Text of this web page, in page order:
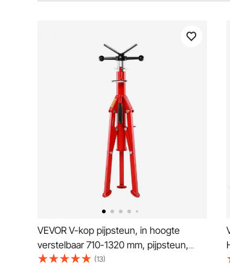
VEVOR V-kop pijpsteun, in hoogte
verstelbaar 710-1320 mm, pijpsteun,
1134 kg, draagbare opvouwbare
(13)